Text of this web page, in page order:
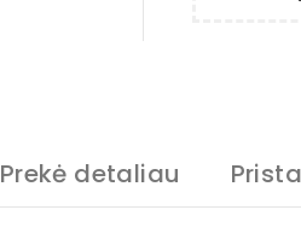
Prekė detaliau